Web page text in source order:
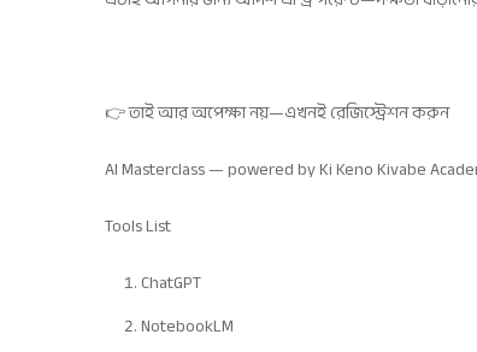
👉 তাই আর অপেক্ষা নয়—এখনই রেজিস্ট্রেশন করুন
AI Masterclass — powered by Ki Keno Kivabe
Tools List
ChatGPT
NotebookLM